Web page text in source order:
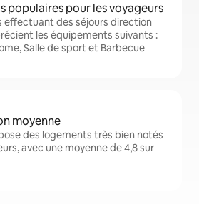
populaires pour les voyageurs
effectuant des séjours direction
les équipements suivants :
Salle de sport et Barbecue
moyenne
des logements très bien notés
avec une moyenne de 4,8 sur